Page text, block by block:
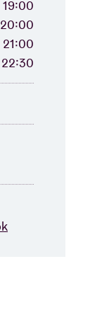
19:00
20:00
21:00
22:30